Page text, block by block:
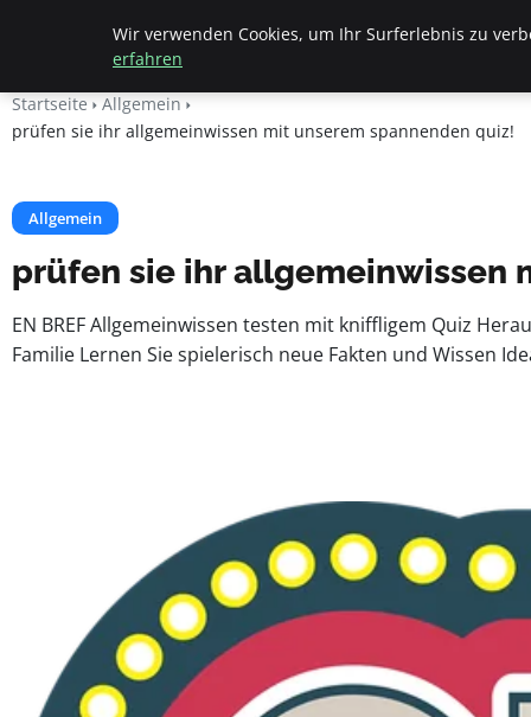
Beyond Surface
Startseite
Allgemein
prüfen sie ihr allgemeinwissen mit unserem spannenden quiz!
Allgemein
prüfen sie ihr allgemeinwissen
EN BREF Allgemeinwissen testen mit kniffligem Quiz
Familie Lernen Sie spielerisch neue Fakten und Wissen
Wir verwenden Cookies, um Ihr Surferlebnis zu
erfahren